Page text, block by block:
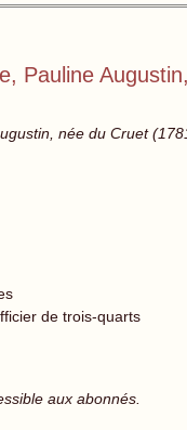
Pauline
née du Cruet
de trois-quarts
aux abonnés.